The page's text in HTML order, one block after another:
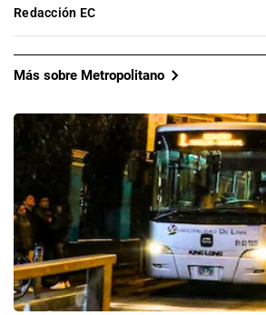
Redacción EC
Más sobre Metropolitano